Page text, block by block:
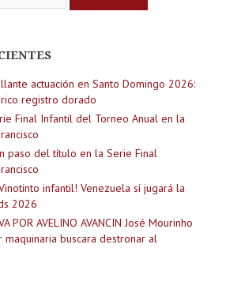
actuación en Santo Domingo 2026:
registro dorado
Final Infantil del Torneo Anual en la
paso del título en la Serie Final
infantil! Venezuela sí jugará la
2026
POR AVELINO AVANCIN José Mourinho
maquinaria buscara destronar al